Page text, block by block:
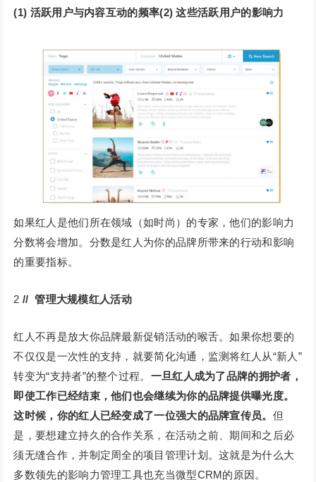
(1) 活跃用户与内容互动的频率(2) 这些活跃用户的影响力
如果红人是他们所在领域（如时尚）的专家，他们的影响力
分数将会增加。分数是红人为你的品牌所带来的行动和影响
的重要指标。
2// 管理大规模红人活动
红人不再是放大你品牌最新促销活动的喉舌。如果你想要的
不仅仅是一次性的支持，就要简化沟通，监测将红人从“新人”
转变为“支持者”的整个过程。 一旦红人成为了品牌的拥护者，
即使工作已经结束，他们也会继续为你的品牌提供曝光度。
这时候，你的红人已经变成了一位强大的品牌宣传员。 但
是，要想建立持久的合作关系，在活动之前、期间和之后必
须无缝合作，并制定周全的项目管理计划。这就是为什么大
多数领先的影响力管理工具也充当微型CRM的原因。